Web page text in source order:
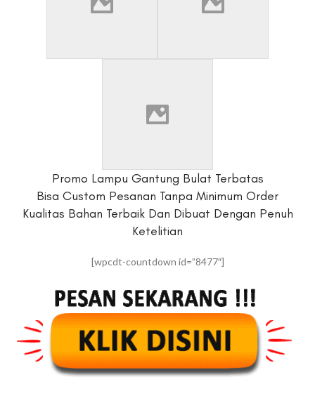
Promo Lampu Gantung Bulat Terbatas
Bisa Custom Pesanan Tanpa Minimum Order
Kualitas Bahan Terbaik Dan Dibuat Dengan Penuh
Ketelitian
[wpcdt-countdown id=”8477″]